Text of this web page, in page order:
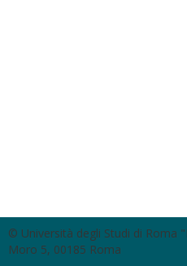
© Università degli Studi di Roma
Moro 5, 00185 Roma